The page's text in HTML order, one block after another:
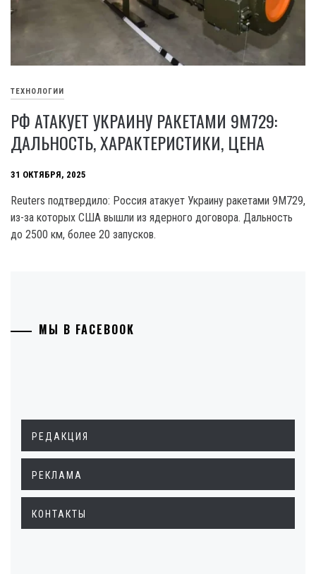
ТЕХНОЛОГИИ
РФ АТАКУЕТ УКРАИНУ РАКЕТАМИ 9М729:
ДАЛЬНОСТЬ, ХАРАКТЕРИСТИКИ, ЦЕНА
31 ОКТЯБРЯ, 2025
Reuters подтвердило: Россия атакует Украину ракетами 9М729,
из-за которых США вышли из ядерного договора. Дальность
до 2500 км, более 20 запусков.
МЫ В FACEBOOK
РЕДАКЦИЯ
РЕКЛАМА
КОНТАКТЫ